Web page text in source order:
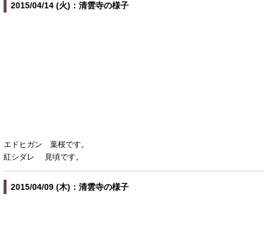
2015/04/14 (火)：清雲寺の様子
エドヒガン 葉桜です。
紅シダレ 見頃です。
2015/04/09 (木)：清雲寺の様子